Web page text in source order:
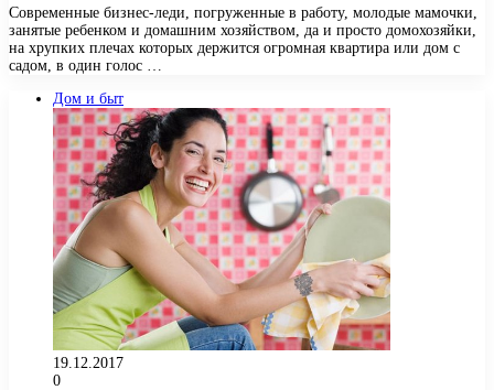
Современные бизнес-леди, погруженные в работу, молодые мамочки,
занятые ребенком и домашним хозяйством, да и просто домохозяйки,
на хрупких плечах которых держится огромная квартира или дом с
садом, в один голос …
Дом и быт
19.12.2017
0